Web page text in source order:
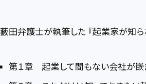
藪田弁護士が執筆した 『起業家が知
第１章 起業して間もない会社が嵌